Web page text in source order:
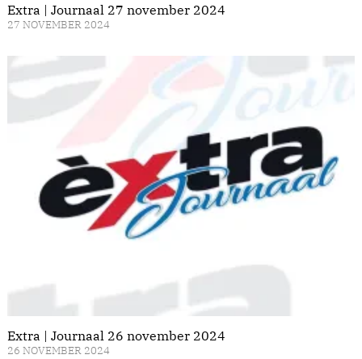
Extra | Journaal 27 november 2024
27 NOVEMBER 2024
Extra | Journaal 26 november 2024
26 NOVEMBER 2024